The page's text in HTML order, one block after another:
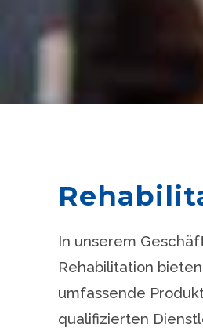
In unserem
Rehabilitation
umfassende
qualifizierten